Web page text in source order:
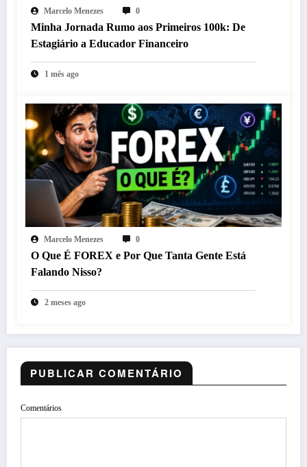
Marcelo Menezes 0
Minha Jornada Rumo aos Primeiros 100k: De
Estagiário a Educador Financeiro
1 mês ago
Marcelo Menezes 0
O Que É FOREX e Por Que Tanta Gente Está
Falando Nisso?
2 meses ago
PUBLICAR COMENTÁRIO
Comentários